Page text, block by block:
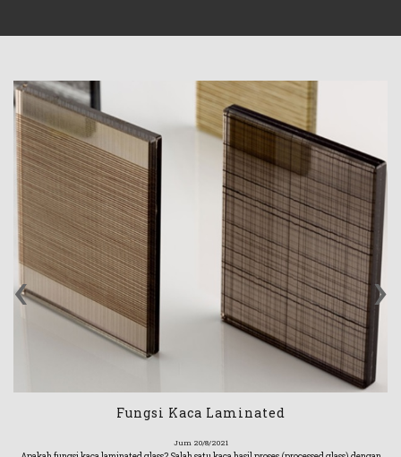
Fungsi Kaca Laminated
Jum 20/8/2021
‹ ›